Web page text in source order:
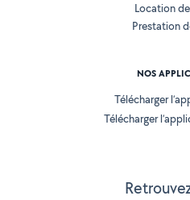
Location
Prestation
NOS
Télécharger
Télécharger